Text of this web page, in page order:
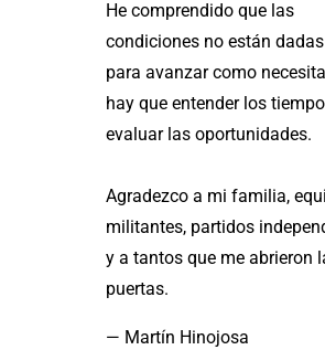
He comprendido que las
condiciones no están
para avanzar como
hay que entender los
evaluar las oportunidades.
Agradezco a mi familia,
militantes, partidos
y a tantos que me abrieron
puertas.
— Martín Hinojosa